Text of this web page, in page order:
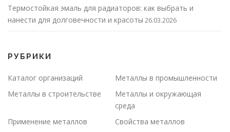
Термостойкая эмаль для радиаторов: как выбрать и
нанести для долговечности и красоты 26.03.2026
РУБРИКИ
Каталог организаций
Металлы в промышленности
Металлы в строительстве
Металлы и окружающая
среда
Применение металлов
Свойства металлов